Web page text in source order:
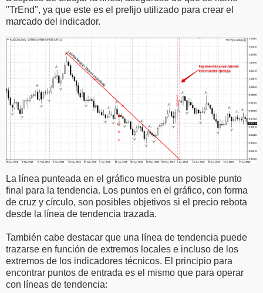
"TrEnd", ya que este es el prefijo utilizado para crear el
marcado del indicador.
La línea punteada en el gráfico muestra un posible punto
final para la tendencia. Los puntos en el gráfico, con forma
de cruz y círculo, son posibles objetivos si el precio rebota
desde la línea de tendencia trazada.
También cabe destacar que una línea de tendencia puede
trazarse en función de extremos locales e incluso de los
extremos de los indicadores técnicos. El principio para
encontrar puntos de entrada es el mismo que para operar
con líneas de tendencia: